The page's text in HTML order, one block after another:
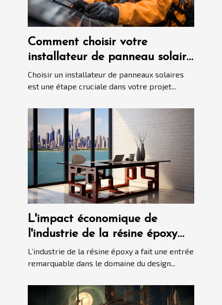
Comment choisir votre
installateur de panneau solaire
?
Choisir un installateur de panneaux solaires
est une étape cruciale dans votre projet...
L'impact économique de
l'industrie de la résine époxy
sur le marché du design
intérieur
L’industrie de la résine époxy a fait une entrée
remarquable dans le domaine du design...